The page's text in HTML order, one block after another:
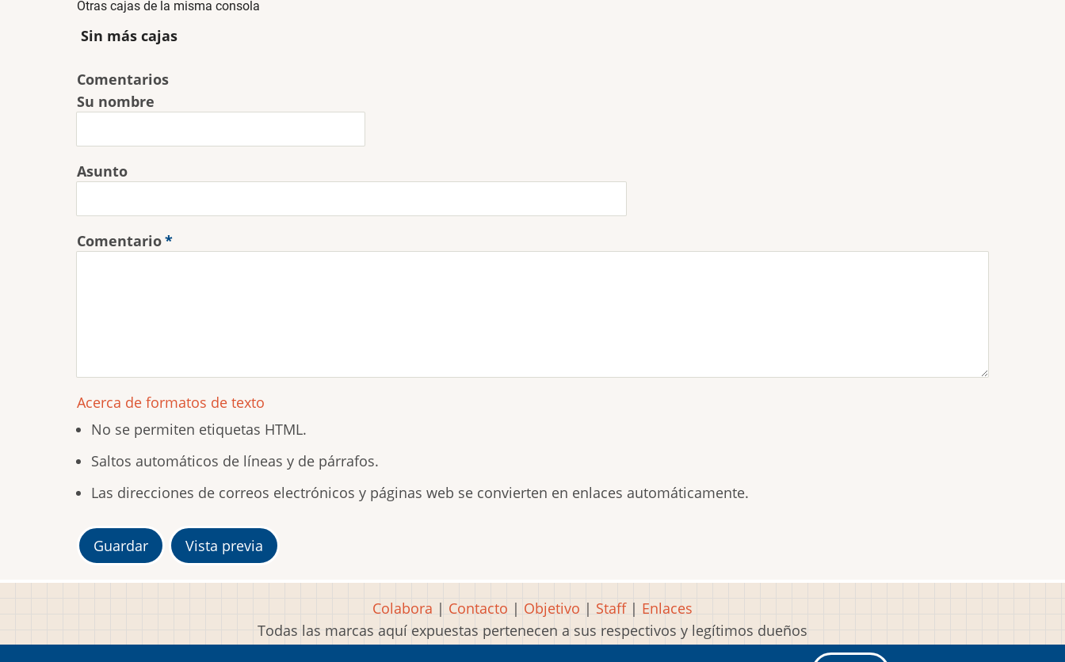
Otras cajas de la misma consola
Sin más cajas
Comentarios
Su nombre
Asunto
Comentario
Acerca de formatos de texto
No se permiten etiquetas HTML.
Saltos automáticos de líneas y de párrafos.
Las direcciones de correos electrónicos y páginas web se convierten en enlaces automáticamente.
Colabora | Contacto | Objetivo | Staff| Enlaces
Todas las marcas aquí expuestas pertenecen a sus respectivos y legítimos dueños